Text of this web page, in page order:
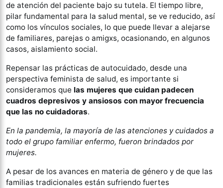
de atención del paciente bajo su tutela. El tiempo libre,
pilar fundamental para la salud mental, se ve reducido, así
como los vínculos sociales, lo que puede llevar a alejarse
de familiares, parejas o amigxs, ocasionando, en algunos
casos, aislamiento social.
Repensar las prácticas de autocuidado, desde una
perspectiva feminista de salud, es importante si
consideramos que las mujeres que cuidan padecen
cuadros depresivos y ansiosos con mayor frecuencia
que las no cuidadoras.
En la pandemia, la mayoría de las atenciones y cuidados a
todo el grupo familiar enfermo, fueron brindados por
mujeres.
A pesar de los avances en materia de género y de que las
familias tradicionales están sufriendo fuertes